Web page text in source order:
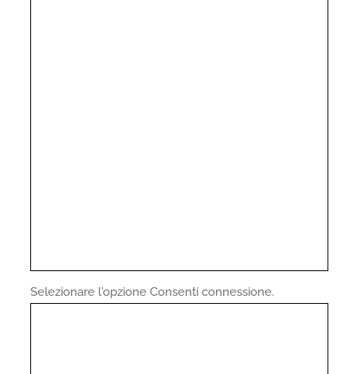
Selezionare l'opzione Consenti connessione.